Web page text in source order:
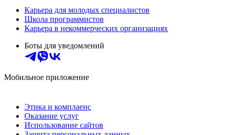
Карьера для молодых специалистов
Школа программистов
Карьера в некоммерческих организациях
Боты для уведомлений
Мобильное приложение
Этика и комплаенс
Оказание услуг
Использование сайтов